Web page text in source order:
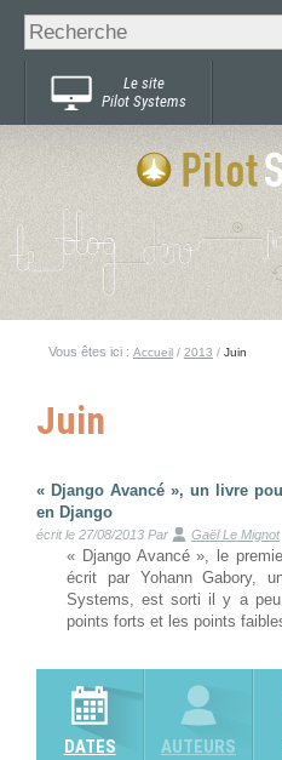
Chercher par
Recherche
avancée…
Le site
Pilot Systems
Vous êtes ici : Accueil / 2013 / Juin
Juin
« Django Avancé », un livre
en Django
écrit le 27/08/2013 Par Gaël Le Mignot
« Django Avancé », le
écrit par Yohann Gabory,
Systems, est sorti il y a
points forts et les points
DATES AUTEURS